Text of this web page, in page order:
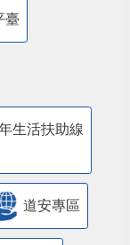
臺
生活扶助線
道安專區